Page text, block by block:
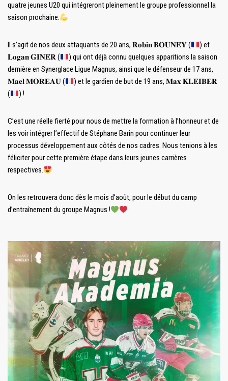
quatre jeunes U20 qui intégreront pleinement le groupe professionnel la
saison prochaine.
Il s’agit de nos deux attaquants de 20 ans, 𝐑𝐨𝐛𝐢𝐧 𝐁𝐎𝐔𝐍𝐄𝐘 (
) et
𝐋𝐨𝐠𝐚𝐧 𝐆𝐈𝐍𝐄𝐑 (
) qui ont déjà connu quelques apparitions la saison
dernière en Synerglace Ligue Magnus, ainsi que le défenseur de 17 ans,
𝐌𝐚𝐞𝐥 𝐌𝐎𝐑𝐄𝐀𝐔 (
) et le gardien de but de 19 ans, 𝐌𝐚𝐱 𝐊𝐋𝐄𝐈𝐁𝐄𝐑
(
) !
C’est une réelle fierté pour nous de mettre la formation à l’honneur et de
les voir intégrer l’effectif de Stéphane Barin pour continuer leur
processus développement aux côtés de nos cadres. Nous tenions à les
féliciter pour cette première étape dans leurs jeunes carrières
respectives.
On les retrouvera donc dès le mois d’août, pour le début du camp
d’entraînement du groupe Magnus !